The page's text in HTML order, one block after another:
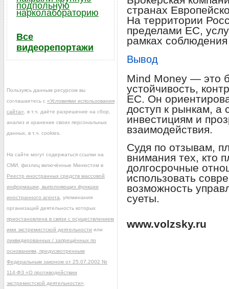
странах
На территории
пределами ЕС,
рамках
Вывод
Mind Money — это
устойчивость,
ЕС. Он
доступ к рынкам, а
инвестициям и
взаимодействия.
Судя по отзывам,
внимания тех, кто
долгосрочные
использовать
возможность
суеты.
www.volzsky.ru
подпольную
нарколабораторию
Все
видеорепортажи
Пользуясь данным ресурсом вы
соглашаетесь с «Условиями использования
сайта» , в т.ч. даёте разрешение на сбор,
анализ и хранение своих персональных
данных, в т.ч. cookies.
На сайте могут содержаться ссылки на
СМИ, физлиц включённые Минюстом в
Реестр иностранных средств массовой
информации, выполняющих функции
иностранного агента , упоминания
организаций деятельность которых
приостановлена в связи с осуществлением
ими экстремистской деятельности или
ликвидированных / запрещённых по
основаниям, предусмотренным
Федеральным законом от 25.07.2002 №
114-ФЗ «О противодействии
экстремистской деятельности»